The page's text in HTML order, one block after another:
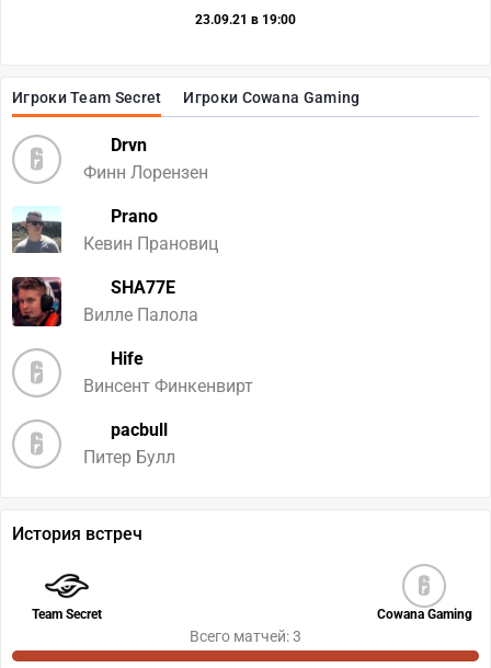
Игроки Team Secret Игроки Cowana Gaming
Drvn
Финн Лорензен
Prano
Кевин Прановиц
SHA77E
Вилле Палола
Hife
Винсент Финкенвирт
pacbull
Питер Булл
23.09.21 в 19:00
История встреч
Team Secret Cowana Gaming
Всего матчей: 3